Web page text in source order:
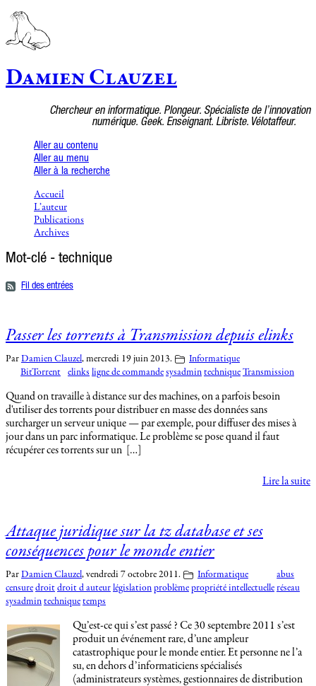
Damien Clauzel
Chercheur en informatique. Plongeur. Spécialiste de l’innovation
numérique. Geek. Enseignant. Libriste. Vélotaffeur.
Aller au contenu
Aller au menu
Aller à la recherche
Accueil
L’auteur
Publications
Archives
Mot-clé - technique
Fil des entrées
Passer les torrents à Transmission depuis elinks
Par Damien Clauzel, mercredi 19 juin 2013.
Informatique
BitTorrent
elinks ligne de commande sysadmin technique Transmission
Quand on travaille à distance sur des machines, on a parfois besoin
d'utiliser des torrents pour distribuer en masse des données sans
surcharger un serveur unique — par exemple, pour diffuser des mises à
jour dans un parc informatique. Le problème se pose quand il faut
récupérer ces torrents sur un […]
Lire la suite
Attaque juridique sur la tz database et ses
conséquences pour le monde entier
Par Damien Clauzel, vendredi 7 octobre 2011. Informatique
abus
censure droit droit d auteur législation problème propriété intellectuelle réseau
sysadmin technique temps
Qu’est-ce qui s’est passé ? Ce 30 septembre 2011 s’est
produit un événement rare, d’une ampleur
catastrophique pour le monde entier. Et personne ne l’a
su, en dehors d’informaticiens spécialisés
(administrateurs systèmes, gestionnaires de distribution